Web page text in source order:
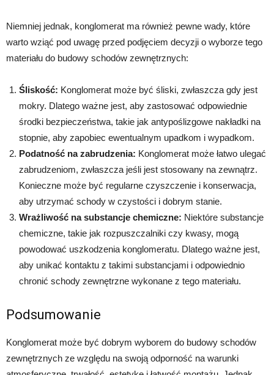
Niemniej jednak, konglomerat ma również pewne wady, które
warto wziąć pod uwagę przed podjęciem decyzji o wyborze tego
materiału do budowy schodów zewnętrznych:
Śliskość: Konglomerat może być śliski, zwłaszcza gdy jest
mokry. Dlatego ważne jest, aby zastosować odpowiednie
środki bezpieczeństwa, takie jak antypoślizgowe nakładki na
stopnie, aby zapobiec ewentualnym upadkom i wypadkom.
Podatność na zabrudzenia: Konglomerat może łatwo ulegać
zabrudzeniom, zwłaszcza jeśli jest stosowany na zewnątrz.
Konieczne może być regularne czyszczenie i konserwacja,
aby utrzymać schody w czystości i dobrym stanie.
Wrażliwość na substancje chemiczne: Niektóre substancje
chemiczne, takie jak rozpuszczalniki czy kwasy, mogą
powodować uszkodzenia konglomeratu. Dlatego ważne jest,
aby unikać kontaktu z takimi substancjami i odpowiednio
chronić schody zewnętrzne wykonane z tego materiału.
Podsumowanie
Konglomerat może być dobrym wyborem do budowy schodów
zewnętrznych ze względu na swoją odporność na warunki